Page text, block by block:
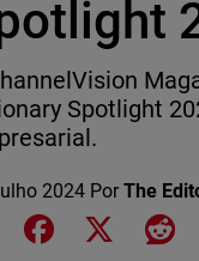
Spotlight
2024 PorThe
Share on LinkedIn
Share onShare on X